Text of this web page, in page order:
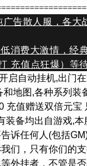
告散人服，各
消费大激情，
充值点狂爆）等
启自动挂机,出门
地图,各种系列
充值赠送双倍元宝
装备均出自游戏,
诉任何人(包括
们，只有你们的
外挂者，不管是